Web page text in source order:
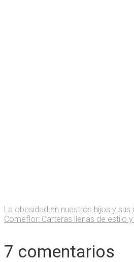
La obesidad en nuestros hijos y
Comeflor: Carteras llenas de estilo
7 comentarios